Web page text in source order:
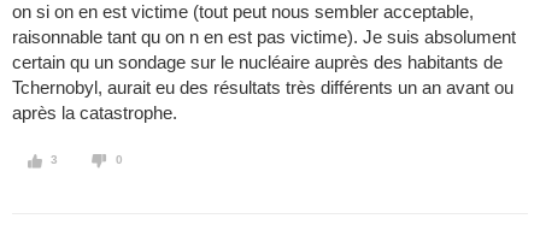
on si on en est victime (tout peut nous sembler acceptable,
raisonnable tant qu on n en est pas victime). Je suis absolument
certain qu un sondage sur le nucléaire auprès des habitants de
Tchernobyl, aurait eu des résultats très différents un an avant ou
après la catastrophe.
3 0